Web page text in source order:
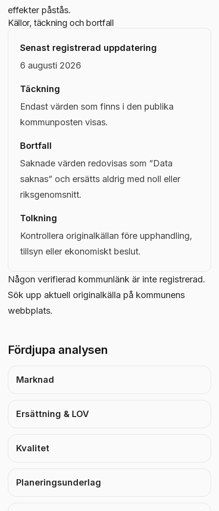
effekter påstås.
Källor, täckning och bortfall
Senast registrerad uppdatering
6 augusti 2026
Täckning
Endast värden som finns i den publika
kommunposten visas.
Bortfall
Saknade värden redovisas som ”Data
saknas” och ersätts aldrig med noll eller
riksgenomsnitt.
Tolkning
Kontrollera originalkällan före upphandling,
tillsyn eller ekonomiskt beslut.
Någon verifierad kommunlänk är inte registrerad.
Sök upp aktuell originalkälla på kommunens
webbplats.
Fördjupa analysen
Marknad
Ersättning & LOV
Kvalitet
Planeringsunderlag